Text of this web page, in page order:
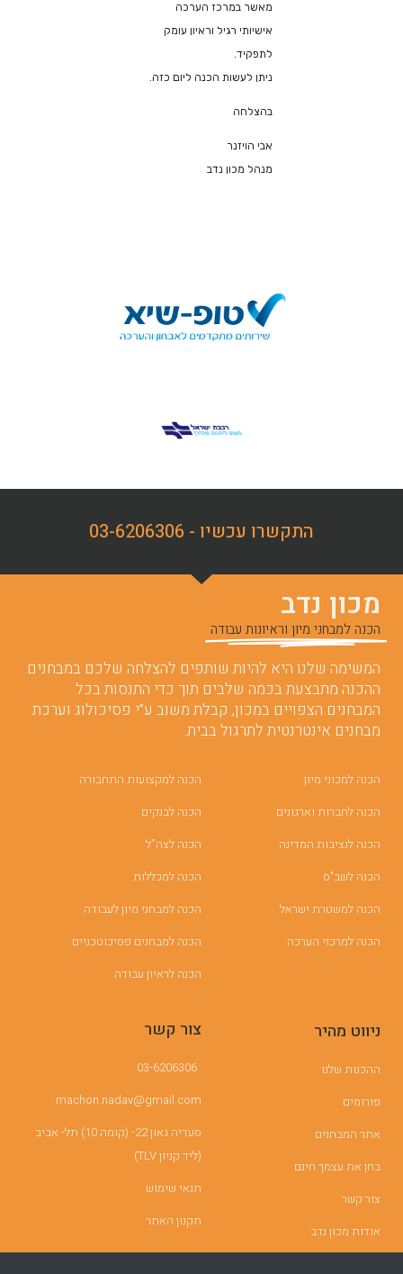
מאשר במרכז הערכה
אישיותי רגיל וראיון עומק
לתפקיד.
ניתן לעשות הכנה ליום כזה.
בהצלחה
אבי הויזנר
מנהל מכון נדב
התקשרו עכשיו - 03-6206306
מכון נדב
הכנה למבחני מיון וראיונות עבודה
המשימה שלנו היא להיות שותפים להצלחה שלכם במבחנים.
ההכנה מתבצעת בכמה שלבים תוך כדי התנסות בכל
המבחנים הצפויים במכון, קבלת משוב ע”י פסיכולוג וערכת
מבחנים אינטרנטית לתרגול בבית.
הכנה למכוני מיון
הכנה לחברות וארגונים
הכנה לנציבות המדינה
הכנה לשב"ס
הכנה למשטרת ישראל
הכנה למרכזי הערכה
הכנה למקצועות התחבורה
הכנה לבנקים
הכנה לצה”ל
הכנה למכללות
הכנה למבחני מיון לעבודה
הכנה למבחנים פסיכוטכניים
הכנה לראיון עבודה
ניווט מהיר
ההכנות שלנו
פורומים
אתר המבחנים
בחן את עצמך חינם
צור קשר
אודות מכון נדב
צור קשר
03-6206306
machon.nadav@gmail.com
סעדיה גאון 22- (קומה 10) תל- אביב
(ליד קניון TLV)
תנאי שימוש
תקנון האתר